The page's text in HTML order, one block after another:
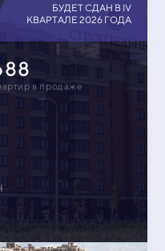
БУДЕТ СДАН В IV
КВАРТАЛЕ 2026 ГОДА
в продаже